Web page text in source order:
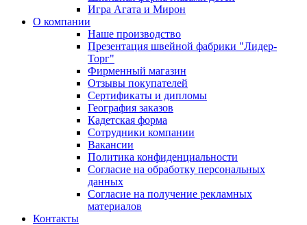
Игра Агата и Мирон
О компании
Наше производство
Презентация швейной фабрики "Лидер-
Торг"
Фирменный магазин
Отзывы покупателей
Сертификаты и дипломы
География заказов
Кадетская форма
Сотрудники компании
Вакансии
Политика конфиденциальности
Согласие на обработку персональных
данных
Согласие на получение рекламных
материалов
Контакты